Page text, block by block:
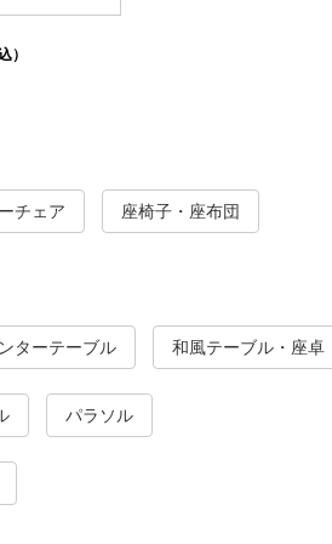
）
チェア 座椅子・座布団
ターテーブル 和風テーブル・座卓
パラソル